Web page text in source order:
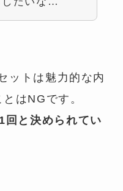
ットは魅力的な内
はNGです。
回と決められてい